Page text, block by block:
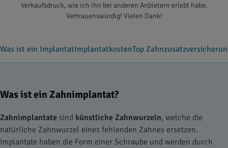
Verkaufsdruck, wie ich ihn bei anderen Anbietern erlebt habe.
Vertrauenswürdig! Vielen Dank!
Was ist ein ImplantatImplantatkostenTop
Was ist ein Zahnimplantat?
Zahnimplantate sind künstliche Zahnwurzeln, welche die
natürliche Zahnwurzel eines fehlenden Zahnes ersetzen.
Implantate haben die Form einer Schraube und werden durch